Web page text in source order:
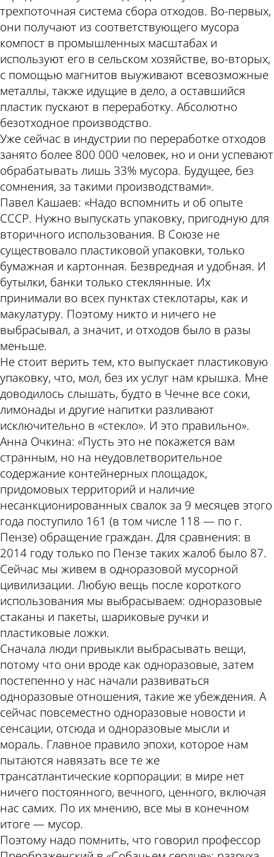
трехпоточная система сбора отходов. Во-первых,
они получают из соответствующего мусора
компост в промышленных масштабах и
используют его в сельском хозяйстве, во-вторых,
с помощью магнитов выуживают всевозможные
металлы, также идущие в дело, а оставшийся
пластик пускают в переработку. Абсолютно
безотходное производство.
Уже сейчас в индустрии по переработке отходов
занято более 800 000 человек, но и они успевают
обрабатывать лишь 33% мусора. Будущее, без
сомнения, за такими производствами».
Павел Кашаев: «Надо вспомнить и об опыте
СССР. Нужно выпускать упаковку, пригодную для
вторичного использования. В Союзе не
существовало пластиковой упаковки, только
бумажная и картонная. Безвредная и удобная. И
бутылки, банки только стеклянные. Их
принимали во всех пунктах стеклотары, как и
макулатуру. Поэтому никто и ничего не
выбрасывал, а значит, и отходов было в разы
меньше.
Не стоит верить тем, кто выпускает пластиковую
упаковку, что, мол, без их услуг нам крышка. Мне
доводилось слышать, будто в Чечне все соки,
лимонады и другие напитки разливают
исключительно в «стекло». И это правильно».
Анна Очкина: «Пусть это не покажется вам
странным, но на неудовлетворительное
содержание контейнерных площадок,
придомовых территорий и наличие
несанкционированных свалок за 9 месяцев этого
года поступило 161 (в том числе 118 — по г.
Пензе) обращение граждан. Для сравнения: в
2014 году только по Пензе таких жалоб было 87.
Сейчас мы живем в одноразовой мусорной
цивилизации. Любую вещь после короткого
использования мы выбрасываем: одноразовые
стаканы и пакеты, шариковые ручки и
пластиковые ложки.
Сначала люди привыкли выбрасывать вещи,
потому что они вроде как одноразовые, затем
постепенно у нас начали развиваться
одноразовые отношения, такие же убеждения. А
сейчас повсеместно одноразовые новости и
сенсации, отсюда и одноразовые мысли и
мораль. Главное правило эпохи, которое нам
пытаются навязать все те же
трансатлантические корпорации: в мире нет
ничего постоянного, вечного, ценного, включая
нас самих. По их мнению, все мы в конечном
итоге — мусор.
Поэтому надо помнить, что говорил профессор